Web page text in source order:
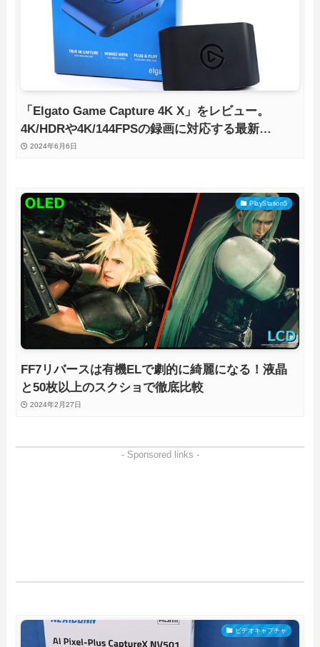
「Elgato Game Capture 4K X」をレビュー。
4K/HDRや4K/144FPSの録画に対応する最新
HDMI2.1搭載ビデオキャプチャを徹底検証
2024年6月6日
PlayStation5
FF7リバースは有機ELで劇的に綺麗になる！液晶
と50枚以上のスクショで徹底比較
2024年2月27日
- Sponsored links -
ビデオキャプチャ